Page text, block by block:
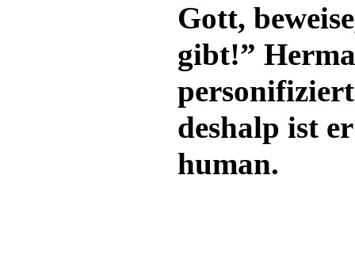
Gott,
gibt!”
deshalp ist
human.